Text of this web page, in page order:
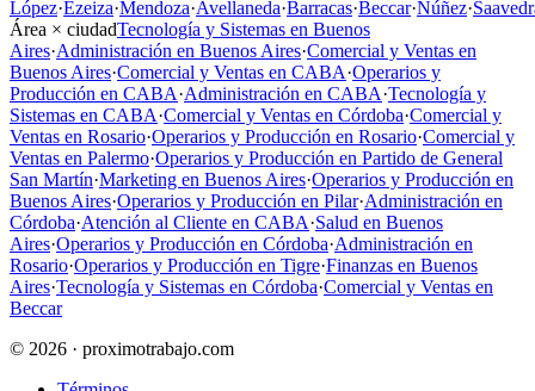
López·Ezeiza·Mendoza·Avellaneda·Barracas·Beccar·Núñez·
Área × ciudadTecnología y Sistemas en Buenos
Aires·Administración en Buenos Aires·Comercial y Ventas en
Buenos Aires·Comercial y Ventas en CABA·Operarios y
Producción en CABA·Administración en CABA·Tecnología y
Sistemas en CABA·Comercial y Ventas en Córdoba·Comercial y
Ventas en Rosario·Operarios y Producción en Rosario·Comercial y
Ventas en Palermo·Operarios y Producción en Partido de General
San Martín·Marketing en Buenos Aires·Operarios y Producción en
Buenos Aires·Operarios y Producción en Pilar·Administración en
Córdoba·Atención al Cliente en CABA·Salud en Buenos
Aires·Operarios y Producción en Córdoba·Administración en
Rosario·Operarios y Producción en Tigre·Finanzas en Buenos
Aires·Tecnología y Sistemas en Córdoba·Comercial y Ventas en
Beccar
© 2026 · proximotrabajo.com